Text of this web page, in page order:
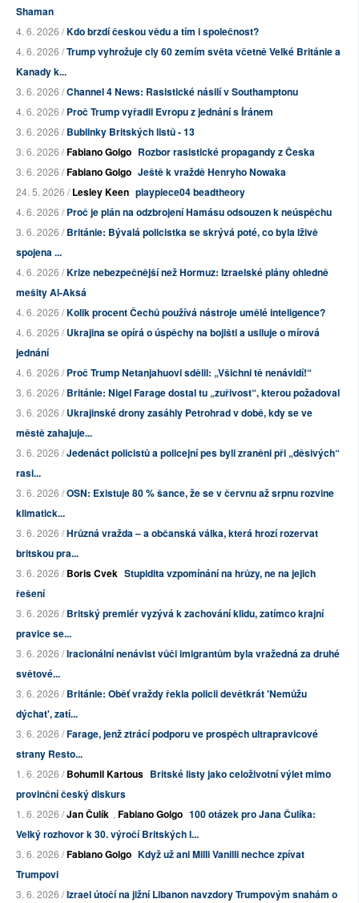
Shaman
4. 6. 2026 /Kdo brzdí českou vědu a tím i společnost?
4. 6. 2026 /Trump vyhrožuje cly 60 zemím světa včetně Velké Británie a
Kanady k...
3. 6. 2026 /Channel 4 News: Rasistické násilí v Southamptonu
4. 6. 2026 /Proč Trump vyřadil Evropu z jednání s Íránem
3. 6. 2026 /Bublinky Britských listů - 13
3. 6. 2026 /Fabiano Golgo Rozbor rasistické propagandy z Česka
3. 6. 2026 /Fabiano Golgo Ještě k vraždě Henryho Nowaka
24. 5. 2026 /Lesley Keen playpiece04 beadtheory
4. 6. 2026 /Proč je plán na odzbrojení Hamásu odsouzen k neúspěchu
3. 6. 2026 /Británie: Bývalá policistka se skrývá poté, co byla lživě
spojena ...
4. 6. 2026 /Krize nebezpečnější než Hormuz: Izraelské plány ohledně
mešity Al-Aksá
4. 6. 2026 /Kolik procent Čechů používá nástroje umělé inteligence?
4. 6. 2026 /Ukrajina se opírá o úspěchy na bojišti a usiluje o mírová
jednání
4. 6. 2026 /Proč Trump Netanjahuovi sdělil: „Všichni tě nenávidí!“
3. 6. 2026 /Británie: Nigel Farage dostal tu „zuřivost“, kterou požadoval
3. 6. 2026 /Ukrajinské drony zasáhly Petrohrad v době, kdy se ve
městě zahajuje...
3. 6. 2026 /Jedenáct policistů a policejní pes byli zraněni při „děsivých“
rasi...
3. 6. 2026 /OSN: Existuje 80 % šance, že se v červnu až srpnu rozvine
klimatick...
3. 6. 2026 /Hrůzná vražda – a občanská válka, která hrozí rozervat
britskou pra...
3. 6. 2026 /Boris Cvek Stupidita vzpomínání na hrůzy, ne na jejich
řešení
3. 6. 2026 /Britský premiér vyzývá k zachování klidu, zatímco krajní
pravice se...
3. 6. 2026 /Iracionální nenávist vůči imigrantům byla vražedná za druhé
světové...
3. 6. 2026 /Británie: Oběť vraždy řekla policii devětkrát 'Nemůžu
dýchat', zatí...
3. 6. 2026 /Farage, jenž ztrácí podporu ve prospěch ultrapravicové
strany Resto...
1. 6. 2026 /Bohumil Kartous Britské listy jako celoživotní výlet mimo
provinční český diskurs
1. 6. 2026 /Jan Čulík , Fabiano Golgo 100 otázek pro Jana Čulíka:
Velký rozhovor k 30. výročí Britských l...
3. 6. 2026 /Fabiano Golgo Když už ani Milli Vanilli nechce zpívat
Trumpovi
3. 6. 2026 /Izrael útočí na jižní Libanon navzdory Trumpovým snahám o